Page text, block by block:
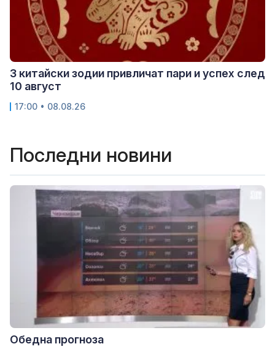
3 китайски зодии привличат пари и успех след
10 август
17:00 • 08.08.26
Последни новини
Обедна прогноза